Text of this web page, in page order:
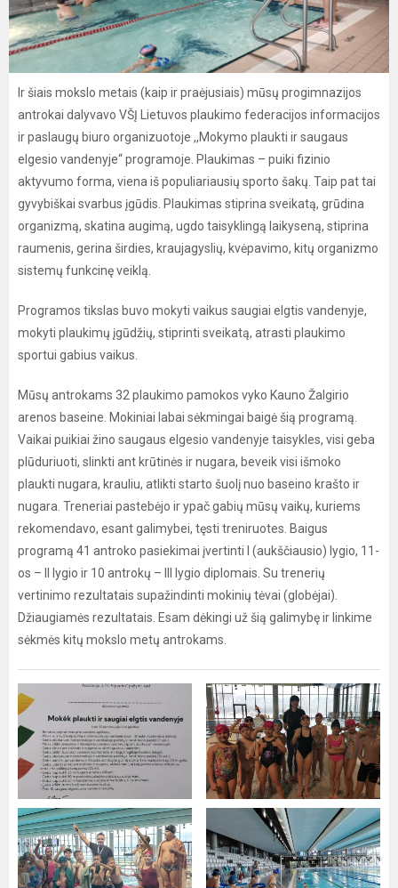
Ir šiais mokslo metais (kaip ir praėjusiais) mūsų progimnazijos
antrokai dalyvavo VŠĮ Lietuvos plaukimo federacijos informacijos
ir paslaugų biuro organizuotoje ,,Mokymo plaukti ir saugaus
elgesio vandenyje“ programoje. Plaukimas – puiki fizinio
aktyvumo forma, viena iš populiariausių sporto šakų. Taip pat tai
gyvybiškai svarbus įgūdis. Plaukimas stiprina sveikatą, grūdina
organizmą, skatina augimą, ugdo taisyklingą laikyseną, stiprina
raumenis, gerina širdies, kraujagyslių, kvėpavimo, kitų organizmo
sistemų funkcinę veiklą.
Programos tikslas buvo mokyti vaikus saugiai elgtis vandenyje,
mokyti plaukimų įgūdžių, stiprinti sveikatą, atrasti plaukimo
sportui gabius vaikus.
Mūsų antrokams 32 plaukimo pamokos vyko Kauno Žalgirio
arenos baseine. Mokiniai labai sėkmingai baigė šią programą.
Vaikai puikiai žino saugaus elgesio vandenyje taisykles, visi geba
plūduriuoti, slinkti ant krūtinės ir nugara, beveik visi išmoko
plaukti nugara, krauliu, atlikti starto šuolį nuo baseino krašto ir
nugara. Treneriai pastebėjo ir ypač gabių mūsų vaikų, kuriems
rekomendavo, esant galimybei, tęsti treniruotes. Baigus
programą 41 antroko pasiekimai įvertinti I (aukščiausio) lygio, 11-
os – II lygio ir 10 antrokų – III lygio diplomais. Su trenerių
vertinimo rezultatais supažindinti mokinių tėvai (globėjai).
Džiaugiamės rezultatais. Esam dėkingi už šią galimybę ir linkime
sėkmės kitų mokslo metų antrokams.